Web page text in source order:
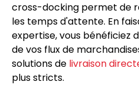
cross-docking permet de
les temps d'attente. En
expertise, vous bénéficiez
de vos flux de
solutions de livraison
plus stricts.